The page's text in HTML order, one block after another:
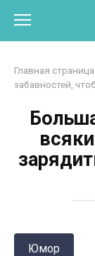
контенту
Главная страница
забавностей,
Юмор